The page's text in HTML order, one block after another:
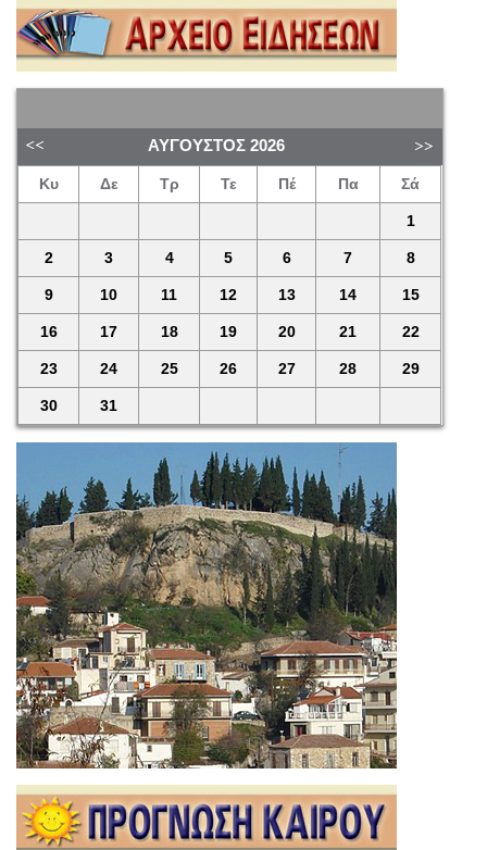
ΑΎΓΟΥΣΤΟΣ 2026
Κυ Δε Τρ Τε Πέ Πα Σά
1
2 3 4 5 6 7 8
9 10 11 12 13 14 15
16 17 18 19 20 21 22
23 24 25 26 27 28 29
30 31